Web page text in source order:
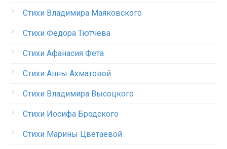
Стихи Владимира Маяковского
Стихи Федора Тютчева
Стихи Афанасия Фета
Стихи Анны Ахматовой
Стихи Владимира Высоцкого
Стихи Иосифа Бродского
Стихи Марины Цветаевой